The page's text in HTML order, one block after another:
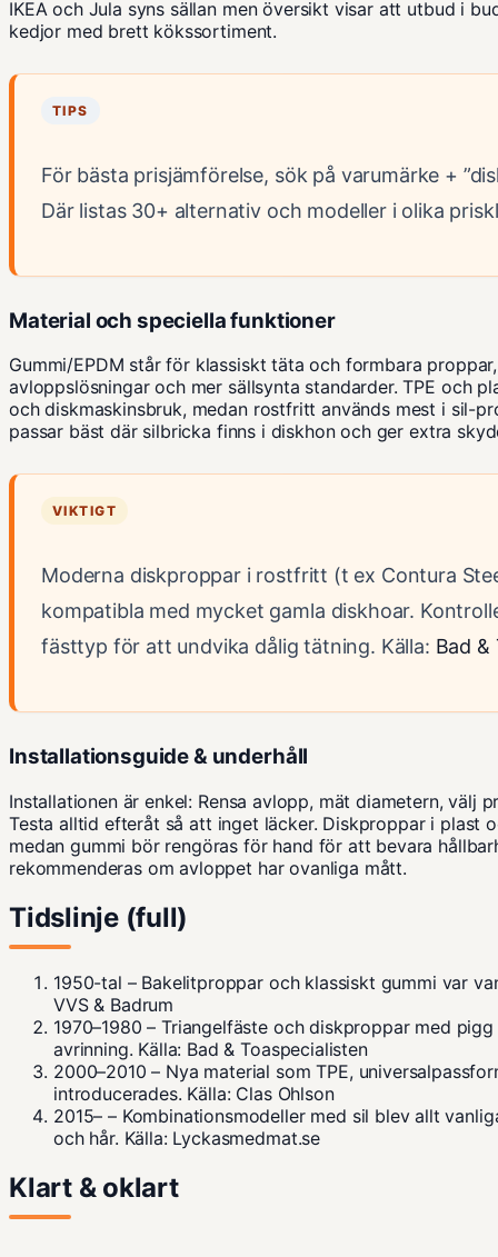
IKEA och Jula syns sällan men översikt visar att utbud i
kedjor med brett kökssortiment.
TIPS
För bästa prisjämförelse, sök på varumärke +
Där listas 30+ alternativ och modeller i olika
Material och speciella funktioner
Gummi/EPDM står för klassiskt täta och formbara
avloppslösningar och mer sällsynta standarder. TPE och
och diskmaskinsbruk, medan rostfritt används mest i sil-
passar bäst där silbricka finns i diskhon och ger extra
VIKTIGT
Moderna diskproppar i rostfritt (t ex Contura
kompatibla med mycket gamla diskhoar.
fästtyp för att undvika dålig tätning. Källa: Bad &
Installationsguide & underhåll
Installationen är enkel: Rensa avlopp, mät diametern, välj
Testa alltid efteråt så att inget läcker. Diskproppar i plast
medan gummi bör rengöras för hand för att bevara
rekommenderas om avloppet har ovanliga mått.
Tidslinje (full)
1950-tal – Bakelitproppar och klassiskt gummi var
VVS & Badrum
1970–1980 – Triangelfäste och diskproppar med
avrinning. Källa: Bad & Toaspecialisten
2000–2010 – Nya material som TPE,
introducerades. Källa: Clas Ohlson
2015– – Kombinationsmodeller med sil blev allt
och hår. Källa: Lyckasmedmat.se
Klart & oklart